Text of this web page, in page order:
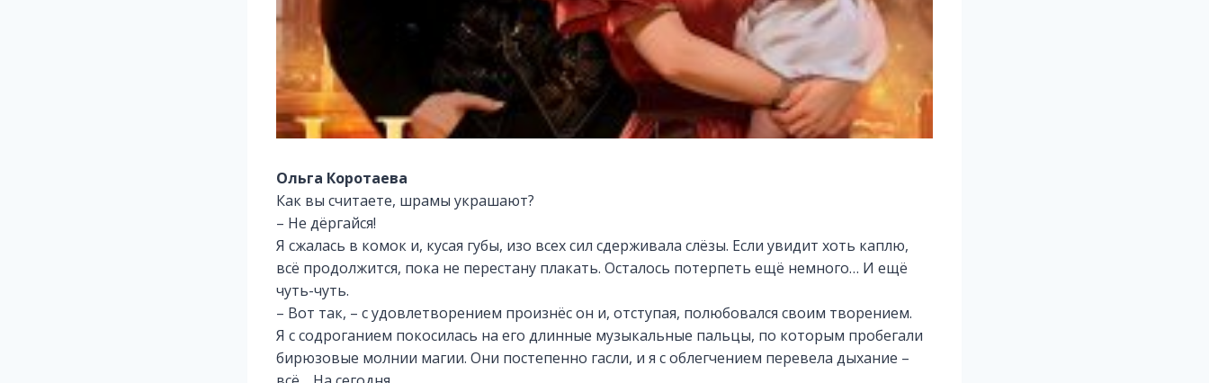
Ольга Коротаева
Как вы считаете, шрамы украшают?
– Не дёргайся!
Я сжалась в комок и, кусая губы, изо всех сил сдерживала слёзы. Если увидит хоть каплю,
всё продолжится, пока не перестану плакать. Осталось потерпеть ещё немного… И ещё
чуть-чуть.
– Вот так, – с удовлетворением произнёс он и, отступая, полюбовался своим творением.
Я с содроганием покосилась на его длинные музыкальные пальцы, по которым пробегали
бирюзовые молнии магии. Они постепенно гасли, и я с облегчением перевела дыхание –